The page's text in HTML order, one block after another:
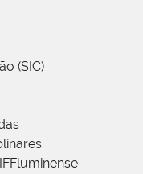
(SIC)